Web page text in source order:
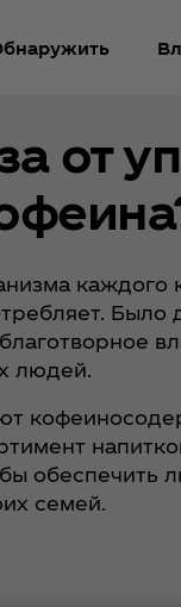
от
каждого
Было
людей.
семей.